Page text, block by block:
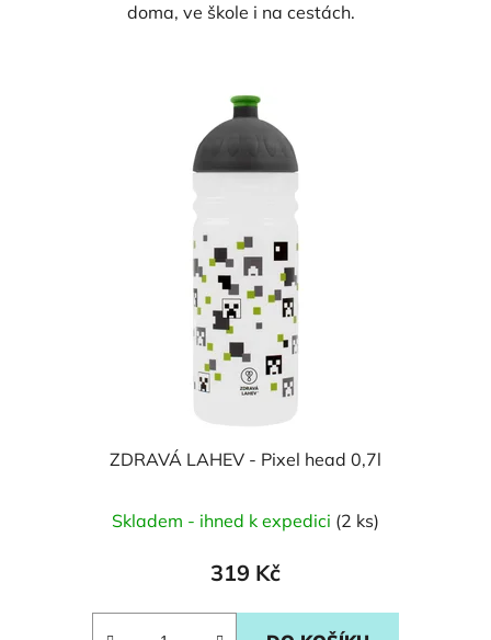
doma, ve škole i na cestách.
ZDRAVÁ LAHEV - Pixel head 0,7l
Skladem - ihned k expedici (2 ks)
319 Kč